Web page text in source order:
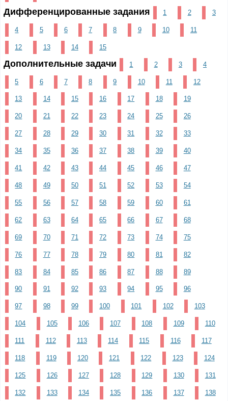
Дифференцированные задания 1 2 3
4 5 6 7 8 9 10 11
12 13 14 15
Дополнительные задачи 1 2 3 4
5 6 7 8 9 10 11 12
13 14 15 16 17 18 19
20 21 22 23 24 25 26
27 28 29 30 31 32 33
34 35 36 37 38 39 40
41 42 43 44 45 46 47
48 49 50 51 52 53 54
55 56 57 58 59 60 61
62 63 64 65 66 67 68
69 70 71 72 73 74 75
76 77 78 79 80 81 82
83 84 85 86 87 88 89
90 91 92 93 94 95 96
97 98 99 100 101 102 103
104 105 106 107 108 109 110
111 112 113 114 115 116 117
118 119 120 121 122 123 124
125 126 127 128 129 130 131
132 133 134 135 136 137 138